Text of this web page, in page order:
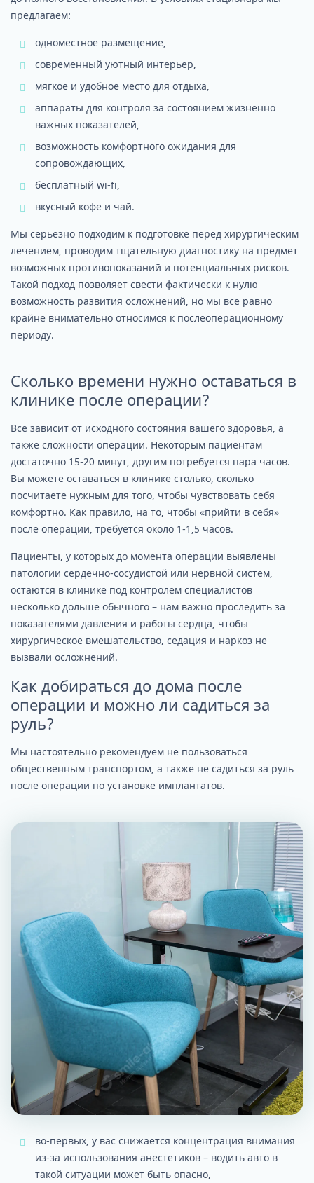
предлагаем:
одноместное размещение,
современный уютный интерьер,
мягкое и удобное место для отдыха,
аппараты для контроля за состоянием жизненно
важных показателей,
возможность комфортного ожидания для
сопровождающих,
бесплатный wi-fi,
вкусный кофе и чай.
Мы серьезно подходим к подготовке перед хирургическим
лечением, проводим тщательную диагностику на предмет
возможных противопоказаний и потенциальных рисков.
Такой подход позволяет свести фактически к нулю
возможность развития осложнений, но мы все равно
крайне внимательно относимся к послеоперационному
периоду.
Сколько времени нужно оставаться в
клинике после операции?
Все зависит от исходного состояния вашего здоровья, а
также сложности операции. Некоторым пациентам
достаточно 15-20 минут, другим потребуется пара часов.
Вы можете оставаться в клинике столько, сколько
посчитаете нужным для того, чтобы чувствовать себя
комфортно. Как правило, на то, чтобы «прийти в себя»
после операции, требуется около 1-1,5 часов.
Пациенты, у которых до момента операции выявлены
патологии сердечно-сосудистой или нервной систем,
остаются в клинике под контролем специалистов
несколько дольше обычного – нам важно проследить за
показателями давления и работы сердца, чтобы
хирургическое вмешательство, седация и наркоз не
вызвали осложнений.
Как добираться до дома после
операции и можно ли садиться за
руль?
Мы настоятельно рекомендуем не пользоваться
общественным транспортом, а также не садиться за руль
после операции по установке имплантатов.
во-первых, у вас снижается концентрация внимания
из-за использования анестетиков – водить авто в
такой ситуации может быть опасно,